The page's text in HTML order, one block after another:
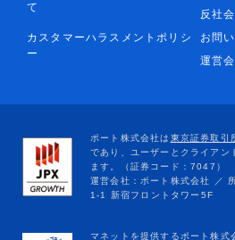
て
反社
カスタマーハラスメントポリシ
ー
お問
運営